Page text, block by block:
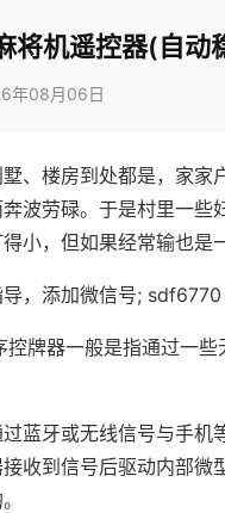
将机遥控器(自动
年08月06日
、楼房到处都是，家家
波劳碌。于是村里一些
小，但如果经常输也是
，添加微信号; sdf6770
牌器一般是指通过一
蓝牙或无线信号与手机
收到信号后驱动内部微